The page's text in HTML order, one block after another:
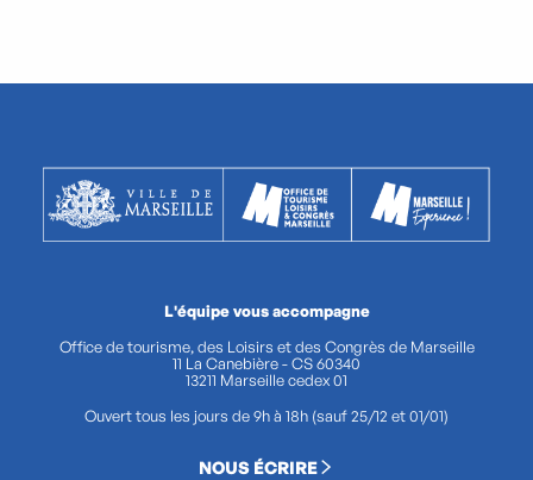
L'équipe vous accompagne
Office de tourisme, des Loisirs et des Congrès de Marseille
11 La Canebière - CS 60340
13211 Marseille cedex 01
Ouvert tous les jours de 9h à 18h (sauf 25/12 et 01/01)
NOUS ÉCRIRE